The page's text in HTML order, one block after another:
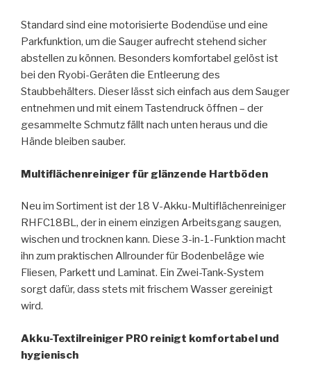
Standard sind eine motorisierte Bodendüse und eine
Parkfunktion, um die Sauger aufrecht stehend sicher
abstellen zu können. Besonders komfortabel gelöst ist
bei den Ryobi-Geräten die Entleerung des
Staubbehälters. Dieser lässt sich einfach aus dem Sauger
entnehmen und mit einem Tastendruck öffnen – der
gesammelte Schmutz fällt nach unten heraus und die
Hände bleiben sauber.
Multiflächenreiniger für glänzende Hartböden
Neu im Sortiment ist der 18 V-Akku-Multiflächenreiniger
RHFC18BL, der in einem einzigen Arbeitsgang saugen,
wischen und trocknen kann. Diese 3-in-1-Funktion macht
ihn zum praktischen Allrounder für Bodenbeläge wie
Fliesen, Parkett und Laminat. Ein Zwei-Tank-System
sorgt dafür, dass stets mit frischem Wasser gereinigt
wird.
Akku-Textilreiniger PRO reinigt komfortabel und
hygienisch